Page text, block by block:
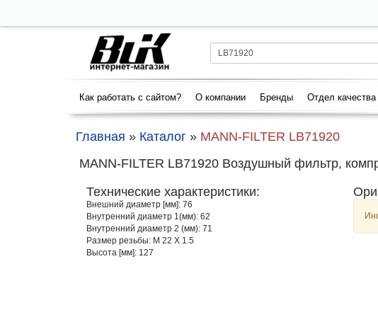
Как работать с сайтом? О компании Бренды Отдел качества
Главная » Каталог » MANN-FILTER LB71920
MANN-FILTER LB71920 Воздушный фильтр,
Технические характеристики:
Внешний диаметр [мм]: 76
Внутренний диаметр 1(мм): 62
Внутренний диаметр 2 (мм): 71
Размер резьбы: M 22 X 1.5
Высота [мм]: 127